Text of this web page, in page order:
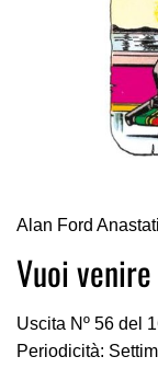
all'inizio
della
galleria
immagini
Alan Ford
Vuoi
Uscita Nº 56 del
Periodicità: